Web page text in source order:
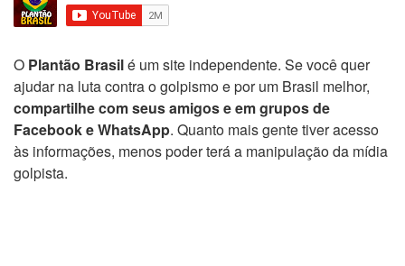
O Plantão Brasilé um site independente. Se você quer
ajudar na luta contra o golpismo e por um Brasil melhor,
compartilhe com seus amigos e em grupos de
Facebook e WhatsApp. Quanto mais gente tiver acesso
às informações, menos poder terá a manipulação da mídia
golpista.